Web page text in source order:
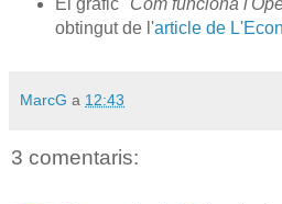
El gràfic "Com funciona
obtingut de l'article de
MarcG a 12:43
3 comentaris: